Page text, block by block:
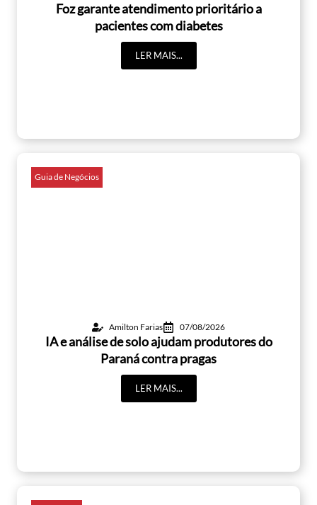
Foz garante atendimento prioritário a
pacientes com diabetes
LER MAIS...
Guia de Negócios
Amilton Farias 07/08/2026
IA e análise de solo ajudam produtores do
Paraná contra pragas
LER MAIS...